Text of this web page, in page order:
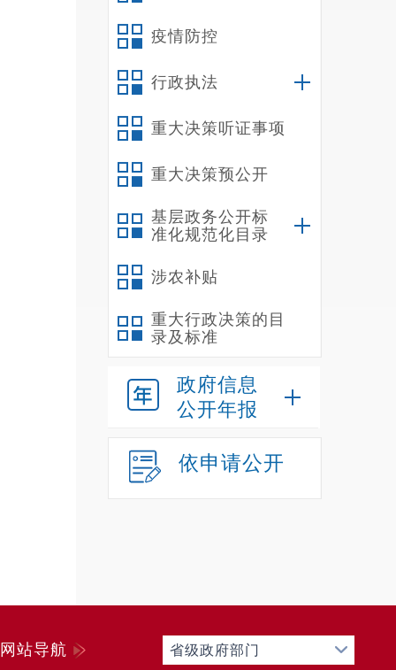
疫情防控
行政执法
重大决策听证事项
重大决策预公开
基层政务公开标
准化规范化目录
涉农补贴
重大行政决策的目
录及标准
政府信息
公开年报
依申请公开
网站导航 省级政府部门